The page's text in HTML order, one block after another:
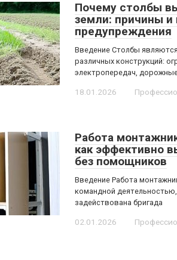
Почему столбы
земли: причины
предупреждения
Введение Столбы
различных конструкций:
электропередач,
18.01.2026
Работа
как эффективно
без помощников
Введение Работа
командной
задействована бригада
02.01.2026